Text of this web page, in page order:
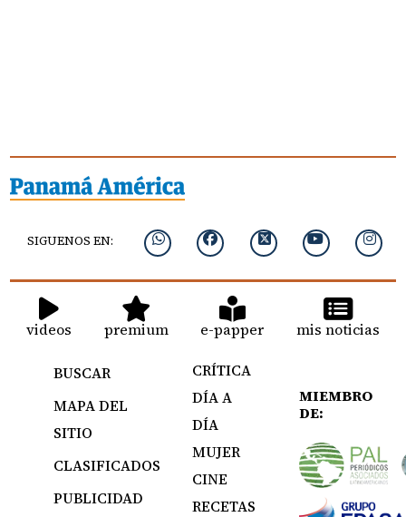
SIGUENOS EN:
videos premium e-papper mis noticias
BUSCAR
MAPA DEL
SITIO
CLASIFICADOS
PUBLICIDAD
CRÍTICA
DÍA A
DÍA
MUJER
CINE
RECETAS
MIEMBRO
DE: